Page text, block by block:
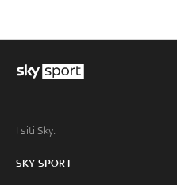
I siti Sky:
SKY SPORT